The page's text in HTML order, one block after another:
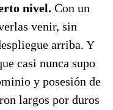
nivel. Con un
venir, sin
arriba. Y
casi nunca supo
y posesión de
largos por duros